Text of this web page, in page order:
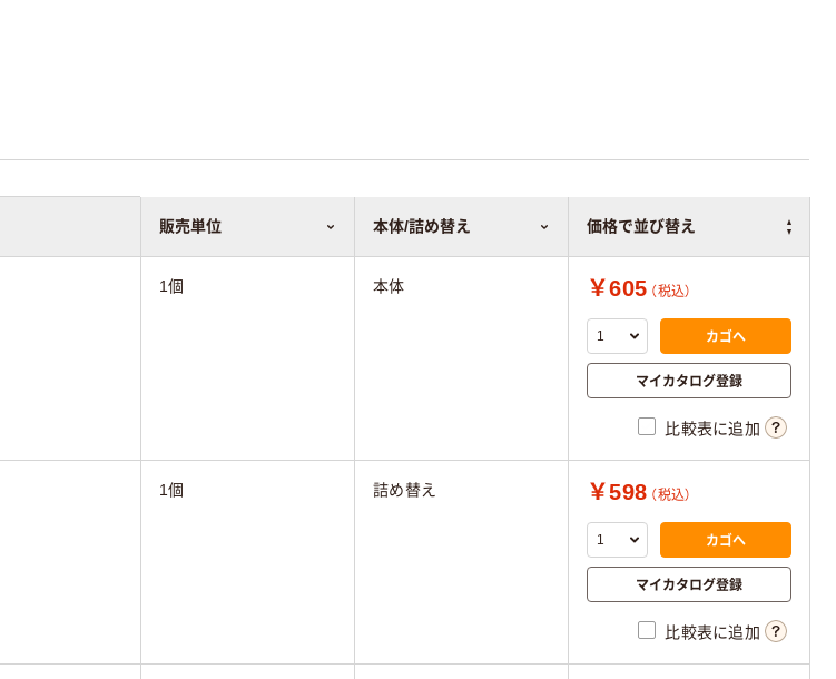
販売単位 本体/詰め替え 価格で並び替え
1個 本体 ￥605 （税込）
カゴへ
マイカタログ登録
比較表に追加
1個 詰め替え ￥598 （税込）
カゴへ
マイカタログ登録
比較表に追加